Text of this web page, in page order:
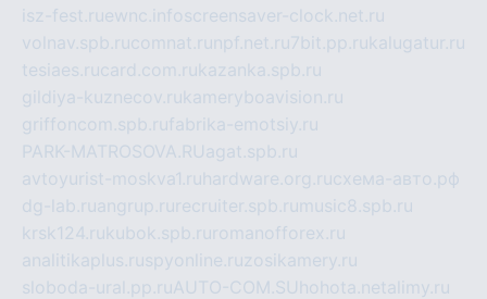
isz-fest.ruewnc.infoscreensaver-clock.net.ru
volnav.spb.rucomnat.ru npf.net.ru7bit.pp.rukalugatur.ru
tesiaes.rucard.com.rukazanka.spb.ru
gildiya-kuznecov.rukameryboavision.ru
griffoncom.spb.rufabrika-emotsiy.ru
PARK-MATROSOVA.RUagat.spb.ru
avtoyurist-moskva1.ru hardware.org.ruсхема-авто.рф
dg-lab.ruangrup.ru recruiter.spb.ru music8.spb.ru
krsk124.rukubok.spb.ru romanofforex.ru
analitikaplus.ruspyonline.ruzosikamery.ru
sloboda-ural.pp.ruAUTO-COM.SU hohota.netalimy.ru